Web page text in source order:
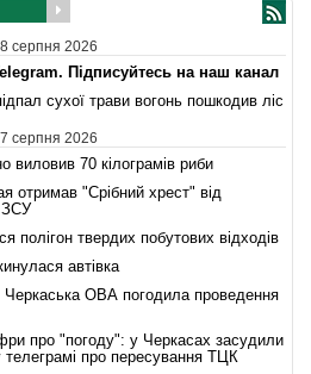
серпня 2026
Підписуйтесь на наш канал
сухої трави вогонь пошкодив ліс
серпня 2026
виловив 70 кілограмів риби
отримав "Срібний хрест" від
ЗСУ
полігон твердих побутових відходів
автівка
ОВА погодила проведення
про "погоду": у Черкасах засудили
телеграмі про пересування ТЦК